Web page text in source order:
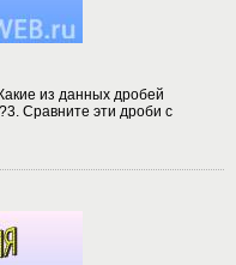
из данных дробей
Сравните эти дроби с